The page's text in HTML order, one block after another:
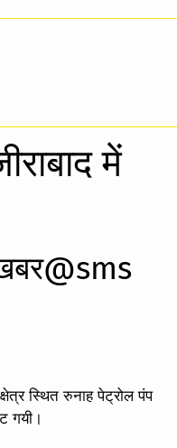
में
स्थित रुनाह पेट्रोल पंप
गयी।